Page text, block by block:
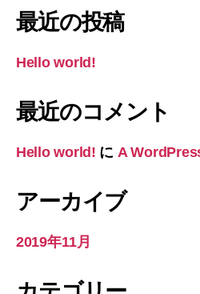
象:
最近の投稿
Hello world!
最近のコメント
Hello world! に A
アーカイブ
2019年11月